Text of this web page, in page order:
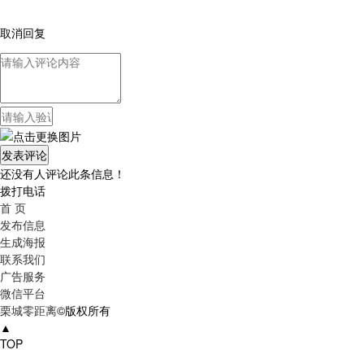
取消回复
还没有人评论此条信息！
拨打电话
首 页
发布信息
生成海报
联系我们
广告服务
微信平台
栗城零距离©版权所有
▲
TOP